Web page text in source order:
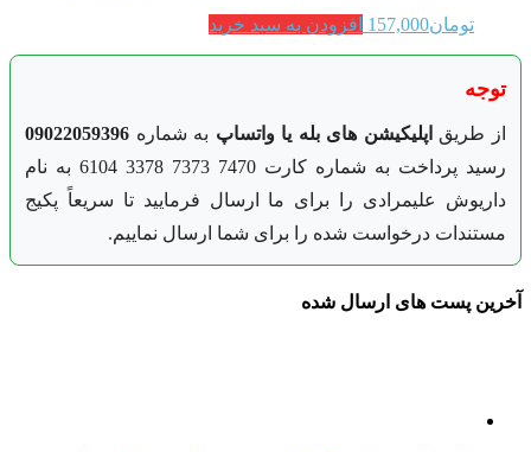
تومان157,000 افزودن به سبد خرید
توجه
از طریق اپلیکیشن های بله یا واتساپ به شماره 09022059396
رسید پرداخت به شماره کارت 7470 7373 3378 6104 به نام
داریوش علیمرادی را برای ما ارسال فرمایید تا سریعاً پکیج
مستندات درخواست شده را برای شما ارسال نماییم.
آخرین پست های ارسال شده